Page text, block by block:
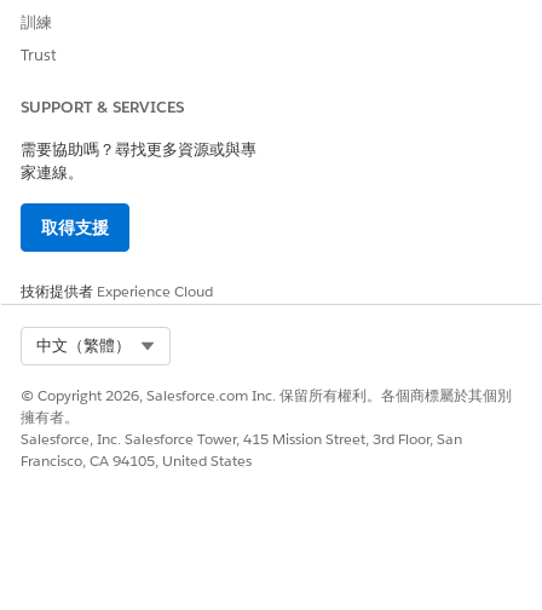
訓練
Trust
SUPPORT & SERVICES
需要協助嗎？尋找更多資源或與專
家連線。
取得支援
技術提供者 Experience Cloud
中文（繁體）
© Copyright 2026, Salesforce.com Inc. 保留所有權利。各個商標屬於其個別
擁有者。
Salesforce, Inc. Salesforce Tower, 415 Mission Street, 3rd Floor, San
Francisco, CA 94105, United States